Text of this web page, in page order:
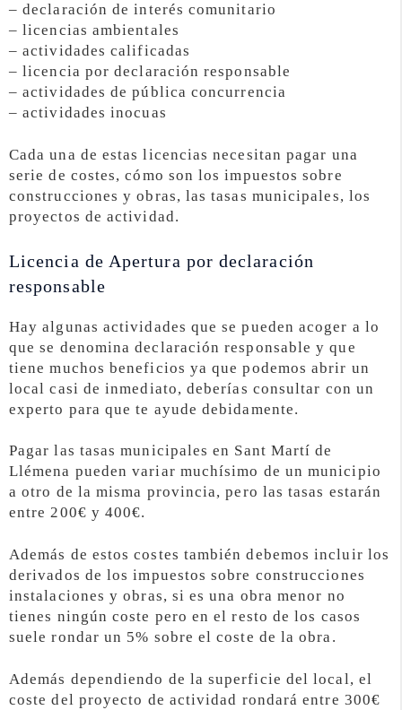
– declaración de interés comunitario
– licencias ambientales
– actividades calificadas
– licencia por declaración responsable
– actividades de pública concurrencia
– actividades inocuas
Cada una de estas licencias necesitan pagar una
serie de costes, cómo son los impuestos sobre
construcciones y obras, las tasas municipales, los
proyectos de actividad.
Licencia de Apertura por declaración
responsable
Hay algunas actividades que se pueden acoger a lo
que se denomina declaración responsable y que
tiene muchos beneficios ya que podemos abrir un
local casi de inmediato, deberías consultar con un
experto para que te ayude debidamente.
Pagar las tasas municipales en Sant Martí de
Llémena pueden variar muchísimo de un municipio
a otro de la misma provincia, pero las tasas estarán
entre 200€ y 400€.
Además de estos costes también debemos incluir los
derivados de los impuestos sobre construcciones
instalaciones y obras, si es una obra menor no
tienes ningún coste pero en el resto de los casos
suele rondar un 5% sobre el coste de la obra.
Además dependiendo de la superficie del local, el
coste del proyecto de actividad rondará entre 300€